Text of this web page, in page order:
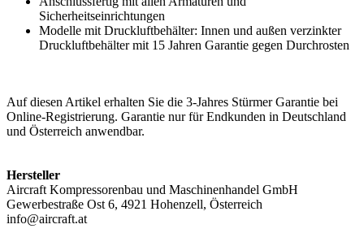
Sicherheitseinrichtungen
Modelle mit Druckluftbehälter: Innen und außen verzinkter
Druckluftbehälter mit 15 Jahren Garantie gegen Durchrosten
Auf diesen Artikel erhalten Sie die 3-Jahres Stürmer Garantie bei
Online-Registrierung. Garantie nur für Endkunden in Deutschland
und Österreich anwendbar.
Hersteller
Aircraft Kompressorenbau und Maschinenhandel GmbH
Gewerbestraße Ost 6, 4921 Hohenzell, Österreich
info@aircraft.at